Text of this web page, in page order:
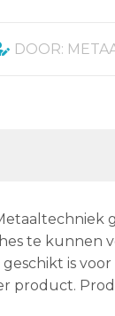
DOOR:
te kunnen
is
product.